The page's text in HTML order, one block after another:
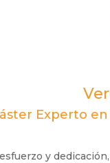
Experto
y